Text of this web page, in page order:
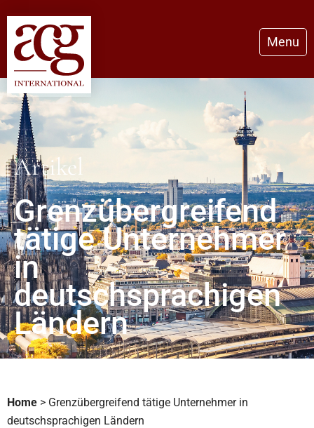
Menu
Artikel
Grenzübergreifend
tätige Unternehmer
in
deutschsprachigen
Ländern
Home > Grenzübergreifend tätige Unternehmer in
deutschsprachigen Ländern